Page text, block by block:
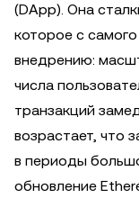
(DApp). Она
которое с
внедрению:
числа
транзакций
возрастает, что
в периоды
обновление